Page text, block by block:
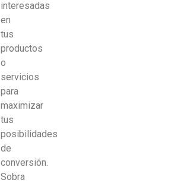
interesadas
en
tus
productos
o
servicios
para
maximizar
tus
posibilidades
de
conversión.
Sobra